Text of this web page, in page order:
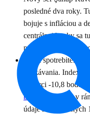
posledné dva roky.
bojuje s infláciou a
centrálnej banky sa
pravdepodobne
Index
očakávania. Index
v marci -10,8 bodu
bodu.
Zatiaľ ide v
údaje za posledných